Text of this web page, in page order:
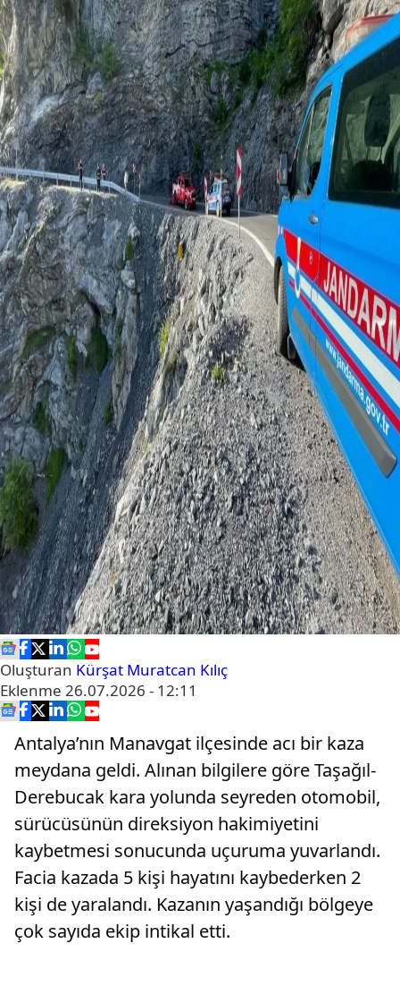
Oluşturan Kürşat Muratcan Kılıç
Eklenme 26.07.2026 - 12:11
Antalya’nın Manavgat ilçesinde acı bir kaza
meydana geldi. Alınan bilgilere göre Taşağıl-
Derebucak kara yolunda seyreden otomobil,
sürücüsünün direksiyon hakimiyetini
kaybetmesi sonucunda uçuruma yuvarlandı.
Facia kazada 5 kişi hayatını kaybederken 2
kişi de yaralandı. Kazanın yaşandığı bölgeye
çok sayıda ekip intikal etti.